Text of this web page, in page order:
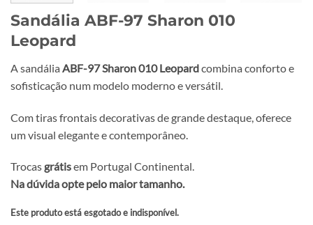
Sandália ABF-97 Sharon 010
Leopard
A sandália ABF-97 Sharon 010 Leopardcombina conforto e
sofisticação num modelo moderno e versátil.
Com tiras frontais decorativas de grande destaque, oferece
um visual elegante e contemporâneo.
Trocas grátisem Portugal Continental.
Na dúvida opte pelo maior tamanho.
Este produto está esgotado e indisponível.
Alternative: